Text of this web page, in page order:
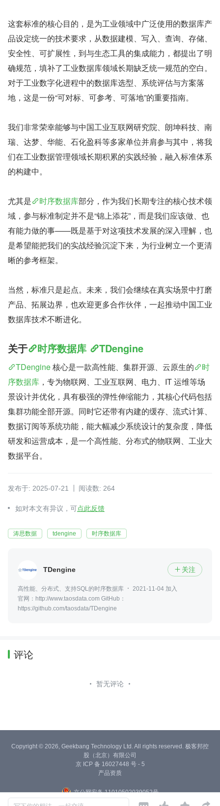
这套标准的核心目的，是为工业领域中广泛使用的数据库产
品设定统一的技术要求，从数据建模、写入、查询、存储、
安全性、可扩展性，到与生态工具的集成能力，都提出了明
确规范，填补了工业数据库领域长期缺乏统一规范的空白。
对于工业数字化进程中的数据库选型、系统评估与方案落
地，这是一份“可对标、可参考、可落地”的重要指南。
我们非常荣幸能够与中国工业互联网研究院、朗坤科技、南
瑞、达梦、华能、石化盈科等多家单位并肩参与其中，将我
们在工业数据管理领域长期积累的实践经验，融入标准体系
的构建中。
尤其是 时序数据库部分，作为我们长期专注的核心技术领
域，参与标准制定并不是“锦上添花”，而是我们应该做、也
有能力做的事——既是基于对这项技术发展的深入理解，也
是希望能把我们的实战经验沉淀下来，为行业树立一个更清
晰的参考框架。
当然，标准只是起点。未来，我们会继续在真实场景中打磨
产品、拓展边界，也欢迎更多合作伙伴，一起推动中国工业
数据库技术不断进化。
关于 时序数据库 TDengine
TDengine 核心是一款高性能、集群开源、云原生的
时
序数据库 ，专为物联网、工业互联网、电力、IT 运维等场
景设计并优化，具有极强的弹性伸缩能力，其核心代码包括
集群功能全部开源。同时它还带有内建的缓存、流式计算、
数据订阅等系统功能，能大幅减少系统设计的复杂度，降低
研发和运营成本，是一个高性能、分布式的物联网、工业大
数据平台。
发布于: 2025-07-21 阅读数: 264
如对本文有异议，可点此反馈
涛思数据 tdengine 时序数据库
TDengine  关注
高性能、分布式、支持SQL的时序数据库
2021-11-04 加入
官网：http://www.taosdata.com GitHub：
https://github.com/taosdata/TDengine
评论
暂无评论
Copyright © 2026, Geekbang Technology Ltd. All rights reserved. 极客邦控
股（北京）有限公司
京 ICP 备 16027448 号 - 5
产品资质
京公网安备 11010502039052号